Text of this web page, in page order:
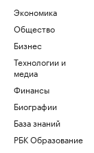
Экономика
Общество
Бизнес
Технологии и
медиа
Финансы
Биографии
База знаний
РБК Образование